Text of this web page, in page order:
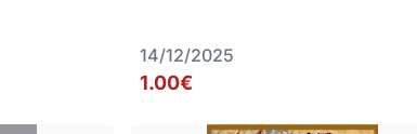
14/12/2025
1.00€